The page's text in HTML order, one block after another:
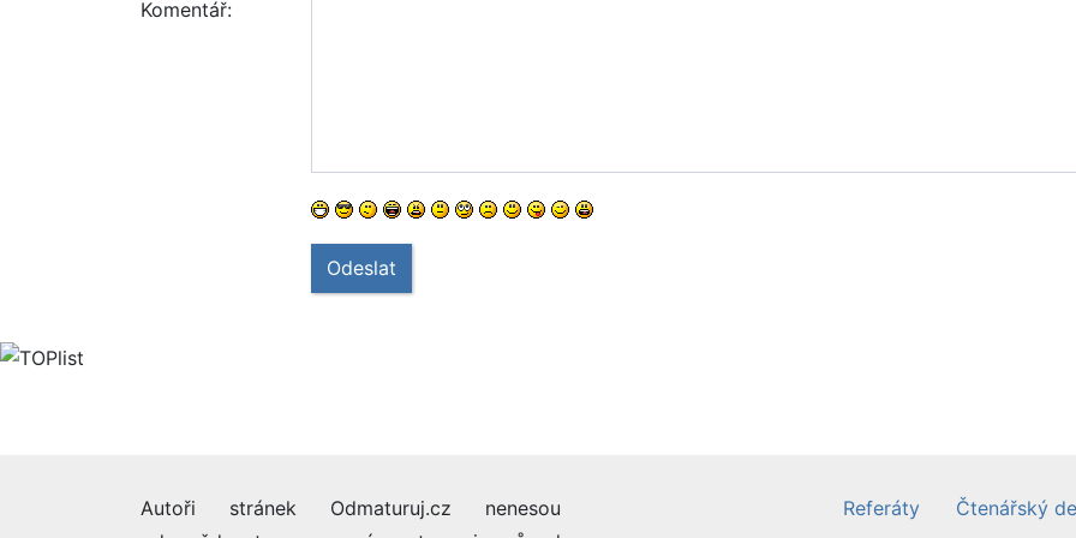
Komentář:
Odeslat
Autoři stránek Odmaturuj.cz nenesou
Referáty Čtenářský